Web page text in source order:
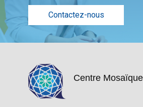
Contactez-nous
Centre